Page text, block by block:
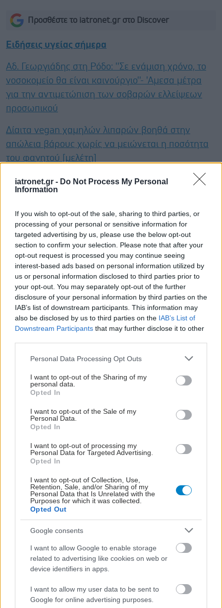
iatronet.gr - Do Not Process My Personal
Information
If you wish to opt-out of the sale, sharing to third parties, or
processing of your personal or sensitive information for
targeted advertising by us, please use the below opt-out
section to confirm your selection. Please note that after your
opt-out request is processed you may continue seeing
interest-based ads based on personal information utilized by
us or personal information disclosed to third parties prior to
your opt-out. You may separately opt-out of the further
disclosure of your personal information by third parties on the
IAB’s list of downstream participants. This information may
also be disclosed by us to third parties on the IAB’s List of
Downstream Participants that may further disclose it to other
Please note that this website/app uses one or more Google
not limited to your visit or usage behaviour. You may click to
grant or deny consent to Google and its third-party tags to
use your data for below specified purposes in below Google
consent section.
Personal Data Processing Opt Outs
I want to opt-out of the Sharing of my
personal data.
Opted In
I want to opt-out of the Sale of my
Personal Data.
Opted In
I want to opt-out of processing my
Personal Data for Targeted Advertising.
Opted In
I want to opt-out of Collection, Use,
Retention, Sale, and/or Sharing of my
Personal Data that Is Unrelated with the
Purposes for which it was collected.
Opted Out
Google consents
I want to allow Google to enable storage
related to advertising like cookies on web or
device identifiers in apps.
I want to allow my user data to be sent to
Google for online advertising purposes.
Προσθέστε το iatronet.gr στο Discover
Ειδήσεις υγείας σήμερα
Αδ. Γεωργιάδης στη Ρόδο: ''Σε ενάμιση χρόνο, το
νοσοκομείο θα είναι καινούργιο''- 'Αμεσα μέτρα
για την αντιμετώπιση των σοβαρών ελλείψεων
προσωπικού
Δίαιτα vegan χαμηλών λιπαρών βοηθά στην
απώλεια βάρους χωρίς να μειώνεται η ποσότητα
του φαγητού [μελέτη]
Ο FDA ενέκρινε φάρμακο για τη ναρκοληψία
#TAGS
Κορωνοϊός (COVID-19)
Προσθέστε το iatronet.gr στο Discover
shares
ΔΙΑΒΑΣΤΕ ΑΚΟΜΑ
RSV παραμένουν σε
χαμηλά επίπεδα
να αντιμετωπίσει
ποινικές κατηγορίες
απαντήσει για την CoViD;
μειώνουν την
αποτελεσματικότητα
CοViD
πρόγραμμα του Π.Ο.Υ
για τη Long Covid, με